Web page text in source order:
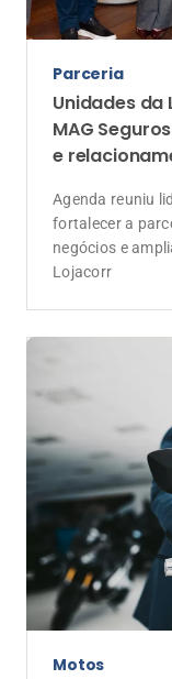
Parceria
Unidades
MAG
e
Agenda reuniu
fortalecer a
negócios e
Lojacorr
Motos